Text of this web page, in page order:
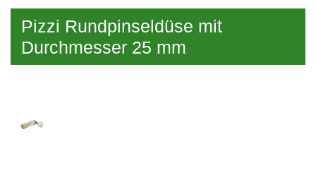
Pizzi Rundpinseldüse mit
Durchmesser 25 mm